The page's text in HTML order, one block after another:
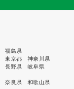
福島県
東京都
神奈川県
長野県
岐阜県
奈良県
和歌山県